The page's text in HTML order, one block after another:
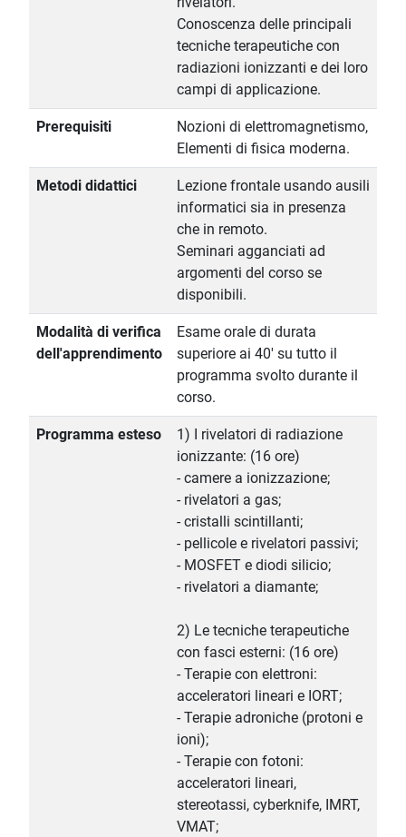
Conoscenza delle principali
tecniche terapeutiche con
radiazioni ionizzanti e dei loro
campi di applicazione.
Prerequisiti
Nozioni di elettromagnetismo,
Elementi di fisica moderna.
Metodi didattici
Lezione frontale usando ausili
informatici sia in presenza
che in remoto.
Seminari agganciati ad
argomenti del corso se
disponibili.
Modalità di verifica
dell'apprendimento
Esame orale di durata
superiore ai 40' su tutto il
programma svolto durante il
corso.
Programma esteso
1) I rivelatori di radiazione
ionizzante: (16 ore)
- camere a ionizzazione;
- rivelatori a gas;
- cristalli scintillanti;
- pellicole e rivelatori passivi;
- MOSFET e diodi silicio;
- rivelatori a diamante;
2) Le tecniche terapeutiche
con fasci esterni: (16 ore)
- Terapie con elettroni:
acceleratori lineari e IORT;
- Terapie adroniche (protoni e
ioni);
- Terapie con fotoni:
acceleratori lineari,
stereotassi, cyberknife, IMRT,
VMAT;